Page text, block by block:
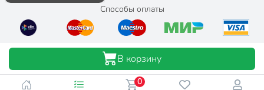
Способы оплаты
0
В корзину